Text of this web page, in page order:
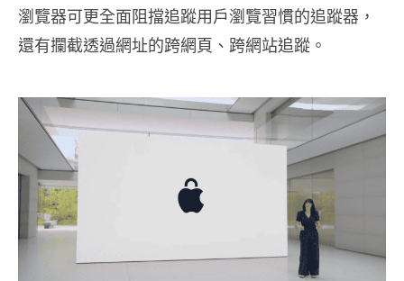
瀏覽器可更全面阻擋追蹤用戶瀏覽習慣的追蹤器，
還有攔截透過網址的跨網頁、跨網站追蹤。